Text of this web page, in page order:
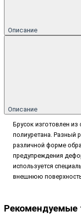
Описание
Описание
Брусок изготовлен из
полиуретана. Разный
различной форме
предупреждения
используется
внешнюю
Рекомендуемые